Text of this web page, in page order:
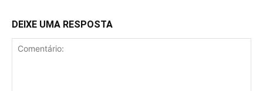
DEIXE UMA RESPOSTA